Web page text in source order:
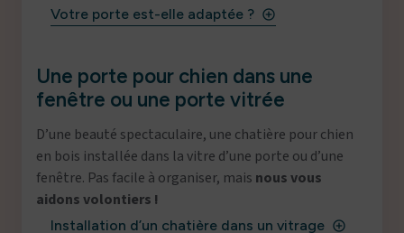
Votre porte est-elle adaptée ? add_circle_outline
Une porte pour chien dans une
fenêtre ou une porte vitrée
D’une beauté spectaculaire, une chatière pour chien
en bois installée dans la vitre d’une porte ou d’une
fenêtre. Pas facile à organiser, mais nous vous
aidons volontiers !
Installation d’un chatière dans un vitrage add_circle_outline